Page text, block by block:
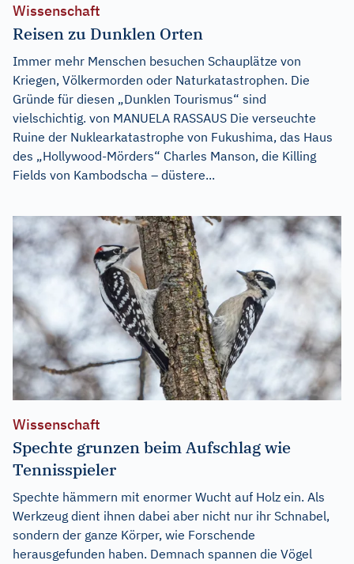
Wissenschaft
Reisen zu Dunklen Orten
Immer mehr Menschen besuchen Schauplätze von
Kriegen, Völkermorden oder Naturkatastrophen. Die
Gründe für diesen „Dunklen Tourismus“ sind
vielschichtig. von MANUELA RASSAUS Die verseuchte
Ruine der Nuklearkatastrophe von Fukushima, das Haus
des „Hollywood-Mörders“ Charles Manson, die Killing
Fields von Kambodscha – düstere...
Wissenschaft
Spechte grunzen beim Aufschlag wie
Tennisspieler
Spechte hämmern mit enormer Wucht auf Holz ein. Als
Werkzeug dient ihnen dabei aber nicht nur ihr Schnabel,
sondern der ganze Körper, wie Forschende
herausgefunden haben. Demnach spannen die Vögel